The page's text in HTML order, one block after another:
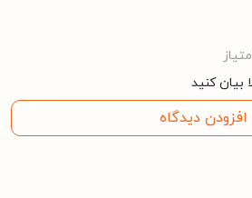
گارانتی 12 ماهه یوتکث
2 کیلوگرم
بیان کنید
افزودن دیدگاه